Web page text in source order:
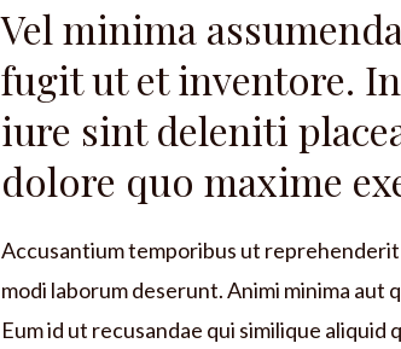
Vel minima
fugit ut et inventore.
iure sint deleniti
dolore quo maxime
Accusantium temporibus ut
modi laborum deserunt. Animi minima aut
Eum id ut recusandae qui similique